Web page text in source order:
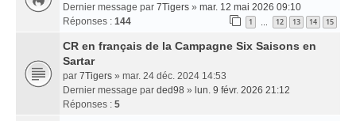
Dernier message par 7Tigers » mar. 12 mai 2026 09:10
Réponses : 144 1 12 13 14 15
CR en français de la Campagne Six Saisons en
Sartar
par 7Tigers » mar. 24 déc. 2024 14:53
Dernier message par ded98 » lun. 9 févr. 2026 21:12
Réponses : 5